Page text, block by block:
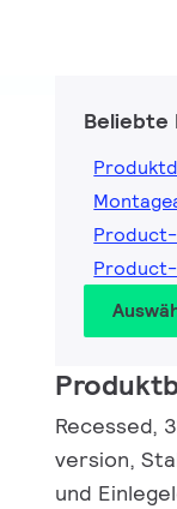
Beliebte
Product-
Recessed,
version,
und